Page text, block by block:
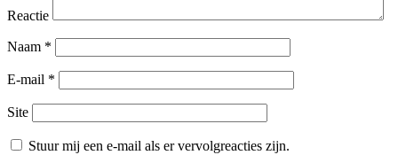
Reactie
Naam *
E-mail *
Site
Stuur mij een e-mail als er vervolgreacties zijn.